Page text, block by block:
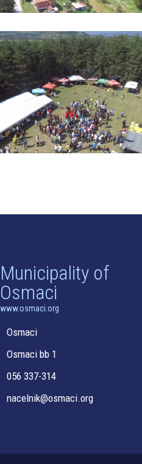
Municipality of
Osmaci
www.osmaci.org
Osmaci
Osmaci bb 1
056 337-314
nacelnik@osmaci.org